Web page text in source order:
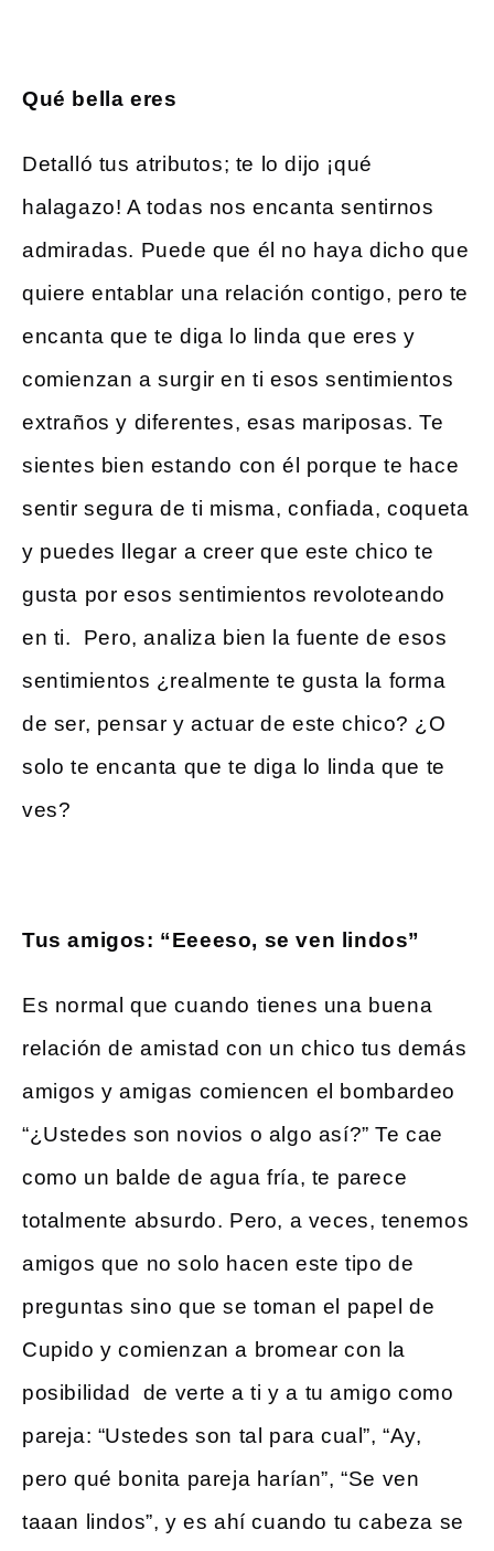
Qué bella eres
Detalló tus atributos; te lo dijo ¡qué
halagazo! A todas nos encanta sentirnos
admiradas. Puede que él no haya dicho que
quiere entablar una relación contigo, pero te
encanta que te diga lo linda que eres y
comienzan a surgir en ti esos sentimientos
extraños y diferentes, esas mariposas. Te
sientes bien estando con él porque te hace
sentir segura de ti misma, confiada, coqueta
y puedes llegar a creer que este chico te
gusta por esos sentimientos revoloteando
en ti. Pero, analiza bien la fuente de esos
sentimientos ¿realmente te gusta la forma
de ser, pensar y actuar de este chico? ¿O
solo te encanta que te diga lo linda que te
ves?
Tus amigos: “Eeeeso, se ven lindos”
Es normal que cuando tienes una buena
relación de amistad con un chico tus demás
amigos y amigas comiencen el bombardeo
“¿Ustedes son novios o algo así?” Te cae
como un balde de agua fría, te parece
totalmente absurdo. Pero, a veces, tenemos
amigos que no solo hacen este tipo de
preguntas sino que se toman el papel de
Cupido y comienzan a bromear con la
posibilidad de verte a ti y a tu amigo como
pareja: “Ustedes son tal para cual”, “Ay,
pero qué bonita pareja harían”, “Se ven
taaan lindos”, y es ahí cuando tu cabeza se